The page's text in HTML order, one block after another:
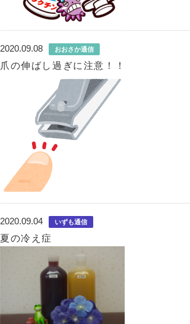
2020.09.08 おおさか通信
爪の伸ばし過ぎに注意！！
2020.09.04 いずも通信
夏の冷え症